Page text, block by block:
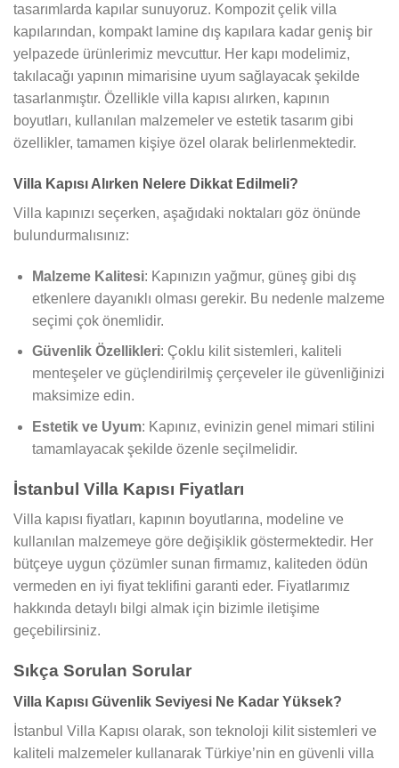
tasarımlarda kapılar sunuyoruz. Kompozit çelik villa
kapılarından, kompakt lamine dış kapılara kadar geniş bir
yelpazede ürünlerimiz mevcuttur. Her kapı modelimiz,
takılacağı yapının mimarisine uyum sağlayacak şekilde
tasarlanmıştır. Özellikle villa kapısı alırken, kapının
boyutları, kullanılan malzemeler ve estetik tasarım gibi
özellikler, tamamen kişiye özel olarak belirlenmektedir.
Villa Kapısı Alırken Nelere Dikkat Edilmeli?
Villa kapınızı seçerken, aşağıdaki noktaları göz önünde
bulundurmalısınız:
Malzeme Kalitesi: Kapınızın yağmur, güneş gibi dış
etkenlere dayanıklı olması gerekir. Bu nedenle malzeme
seçimi çok önemlidir.
Güvenlik Özellikleri: Çoklu kilit sistemleri, kaliteli
menteşeler ve güçlendirilmiş çerçeveler ile güvenliğinizi
maksimize edin.
Estetik ve Uyum: Kapınız, evinizin genel mimari stilini
tamamlayacak şekilde özenle seçilmelidir.
İstanbul Villa Kapısı Fiyatları
Villa kapısı fiyatları, kapının boyutlarına, modeline ve
kullanılan malzemeye göre değişiklik göstermektedir. Her
bütçeye uygun çözümler sunan firmamız, kaliteden ödün
vermeden en iyi fiyat teklifini garanti eder. Fiyatlarımız
hakkında detaylı bilgi almak için bizimle iletişime
geçebilirsiniz.
Sıkça Sorulan Sorular
Villa Kapısı Güvenlik Seviyesi Ne Kadar Yüksek?
İstanbul Villa Kapısı olarak, son teknoloji kilit sistemleri ve
kaliteli malzemeler kullanarak Türkiye’nin en güvenli villa